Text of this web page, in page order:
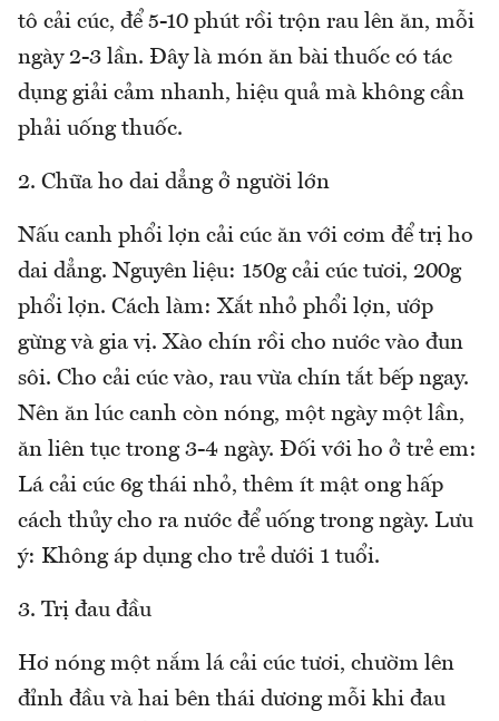
tô cải cúc, để 5-10 phút rồi trộn rau lên ăn, mỗi
ngày 2-3 lần. Đây là món ăn bài thuốc có tác
dụng giải cảm nhanh, hiệu quả mà không cần
phải uống thuốc.
2. Chữa ho dai dẳng ở người lớn
Nấu canh phổi lợn cải cúc ăn với cơm để trị ho
dai dẳng. Nguyên liệu: 150g cải cúc tươi, 200g
phổi lợn. Cách làm: Xắt nhỏ phổi lợn, ướp
gừng và gia vị. Xào chín rồi cho nước vào đun
sôi. Cho cải cúc vào, rau vừa chín tắt bếp ngay.
Nên ăn lúc canh còn nóng, một ngày một lần,
ăn liên tục trong 3-4 ngày. Đối với ho ở trẻ em:
Lá cải cúc 6g thái nhỏ, thêm ít mật ong hấp
cách thủy cho ra nước để uống trong ngày. Lưu
ý: Không áp dụng cho trẻ dưới 1 tuổi.
3. Trị đau đầu
Hơ nóng một nắm lá cải cúc tươi, chườm lên
đỉnh đầu và hai bên thái dương mỗi khi đau